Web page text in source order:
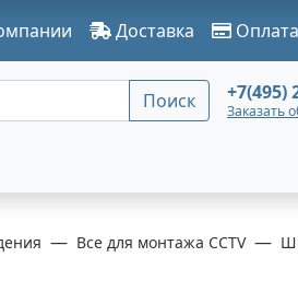
Доставка Оплата
Поиск +7(495)
Заказать
Все для монтажа CCTV